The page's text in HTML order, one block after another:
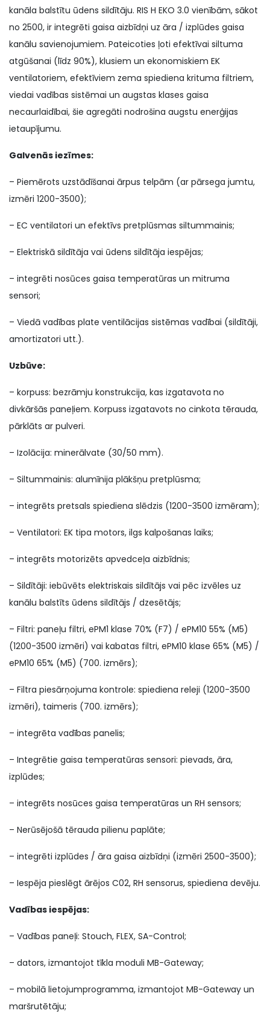
kanāla balstītu ūdens sildītāju. RIS H EKO 3.0 vienībām, sākot
no 2500, ir integrēti gaisa aizbīdņi uz āra / izplūdes gaisa
kanālu savienojumiem. Pateicoties ļoti efektīvai siltuma
atgūšanai (līdz 90%), klusiem un ekonomiskiem EK
ventilatoriem, efektīviem zema spiediena krituma filtriem,
viedai vadības sistēmai un augstas klases gaisa
necaurlaidībai, šie agregāti nodrošina augstu enerģijas
ietaupījumu.
Galvenās iezīmes:
– Piemērots uzstādīšanai ārpus telpām (ar pārsega jumtu,
izmēri 1200-3500);
– EC ventilatori un efektīvs pretplūsmas siltummainis;
– Elektriskā sildītāja vai ūdens sildītāja iespējas;
– integrēti nosūces gaisa temperatūras un mitruma
sensori;
– Viedā vadības plate ventilācijas sistēmas vadībai (sildītāji,
amortizatori utt.).
Uzbūve:
– korpuss: bezrāmju konstrukcija, kas izgatavota no
divkāršās paneļiem. Korpuss izgatavots no cinkota tērauda, ​​
pārklāts ar pulveri.
– Izolācija: minerālvate (30/50 mm).
– Siltummainis: alumīnija plākšņu pretplūsma;
– integrēts pretsals spiediena slēdzis (1200-3500 izmēram);
– Ventilatori: EK tipa motors, ilgs kalpošanas laiks;
– integrēts motorizēts apvedceļa aizbīdnis;
– Sildītāji: iebūvēts elektriskais sildītājs vai pēc izvēles uz
kanālu balstīts ūdens sildītājs / dzesētājs;
– Filtri: paneļu filtri, ePM1 klase 70% (F7) / ePM10 55% (M5)
(1200-3500 izmēri) vai kabatas filtri, ePM10 klase 65% (M5) /
ePM10 65% (M5) (700. izmērs);
– Filtra piesārņojuma kontrole: spiediena releji (1200-3500
izmēri), taimeris (700. izmērs);
– integrēta vadības panelis;
– Integrētie gaisa temperatūras sensori: pievads, āra,
izplūdes;
– integrēts nosūces gaisa temperatūras un RH sensors;
– Nerūsējošā tērauda pilienu paplāte;
– integrēti izplūdes / āra gaisa aizbīdņi (izmēri 2500-3500);
– Iespēja pieslēgt ārējos C02, RH sensorus, spiediena devēju.
Vadības iespējas:
– Vadības paneļi: Stouch, FLEX, SA-Control;
– dators, izmantojot tīkla moduli MB-Gateway;
– mobilā lietojumprogramma, izmantojot MB-Gateway un
maršrutētāju;